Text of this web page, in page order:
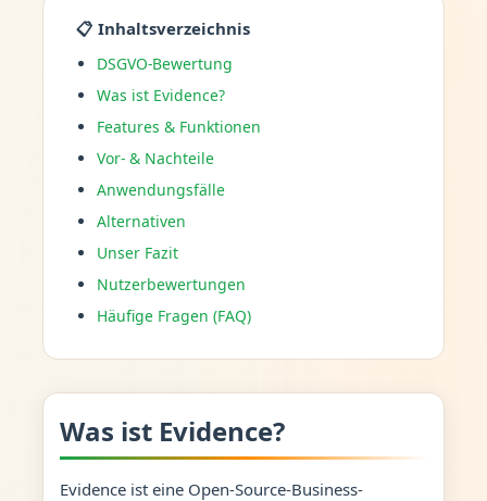
📋 Inhaltsverzeichnis
DSGVO-Bewertung
Was ist Evidence?
Features & Funktionen
Vor- & Nachteile
Anwendungsfälle
Alternativen
Unser Fazit
Nutzerbewertungen
Häufige Fragen (FAQ)
Was ist Evidence?
Evidence ist eine Open-Source-Business-